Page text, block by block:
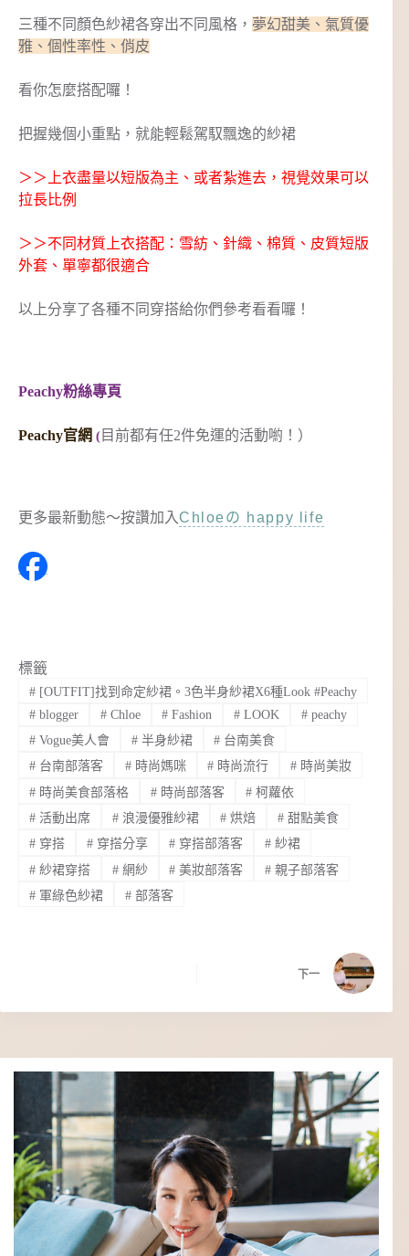
三種不同顏色紗裙各穿出不同風格， 夢幻甜美、氣質優
雅、個性率性、俏皮
看你怎麼搭配囉！
把握幾個小重點，就能輕鬆駕馭飄逸的紗裙
＞＞上衣盡量以短版為主、或者紮進去，視覺效果可以
拉長比例
＞＞不同材質上衣搭配：雪紡、針織、棉質、皮質短版
外套、單寧都很適合
以上分享了各種不同穿搭給你們參考看看囉！
Peachy粉絲專頁
Peachy官網 ( 目前都有任2件免運的活動喲！）
更多最新動態～按讚加入Chloeの happy life
標籤
#[OUTFIT]找到命定紗裙。3色半身紗裙X6種Look #Peachy
#blogger #Chloe # Fashion # LOOK # peachy
#Vogue美人會 #半身紗裙 # 台南美食
#台南部落客 #時尚媽咪 # 時尚流行 # 時尚美妝
#時尚美食部落格 #時尚部落客 # 柯蘿依
#活動出席 #浪漫優雅紗裙 # 烘焙 # 甜點美食
#穿搭 #穿搭分享 # 穿搭部落客 # 紗裙
#紗裙穿搭 #網紗 # 美妝部落客 # 親子部落客
#軍綠色紗裙 #部落客
下一